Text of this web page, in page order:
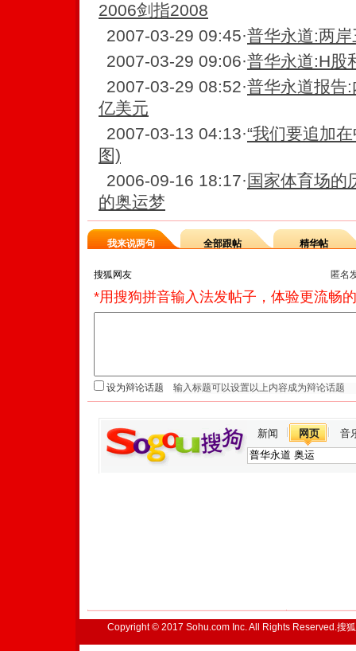
2006剑指2008
2007-03-29 09:45·普华永道:两
2007-03-29 09:06·普华永道:H股
2007-03-29 08:52·普华永道报告
亿美元
2007-03-13 04:13·“我们要追加
图)
2006-09-16 18:17· 国家体育场的
的奥运梦
我来说两句 全部跟帖 精华帖
匿名
*用搜狗拼音输入法发帖子，体验更流畅
设为辩论话题
新闻 网页 音
Copyright © 2017 Sohu.com Inc. All Rights Reserved.搜